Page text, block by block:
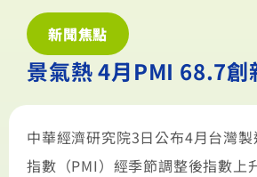
新聞焦點
景氣熱 4月PMI 68.7創
中華經濟研究院3日公布4月台灣
指數（PMI）經季節調整後指數上